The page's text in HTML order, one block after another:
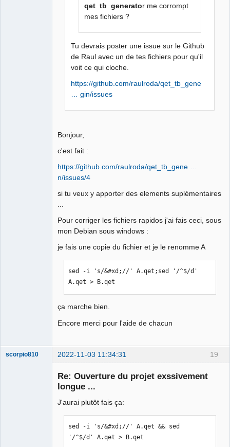
qet_tb_generator me corrompt
mes fichiers ?
Tu devrais poster une issue sur le Github
de Raul avec un de tes fichiers pour qu'il
voit ce qui cloche.
https://github.com/raulroda/qet_tb_gene
… gin/issues
Bonjour,
c'est fait :
https://github.com/raulroda/qet_tb_gene …
n/issues/4
si tu veux y apporter des elements suplémentaires
Pour corriger les fichiers rapidos j'ai fais ceci, sous
mon Debian sous windows :
je fais une copie du fichier et je le renomme A
sed -i 's/&#xd;//' A.qet;sed '/^$/d'
A.qet > B.qet
ça marche bien.
Encore merci pour l'aide de chacun
19
scorpio810 2022-11-03 11:34:31
Re: Ouverture du projet exssivement
longue ...
J'aurai plutôt fais ça:
sed -i 's/&#xd;//' A.qet && sed
'/^$/d' A.qet > B.qet